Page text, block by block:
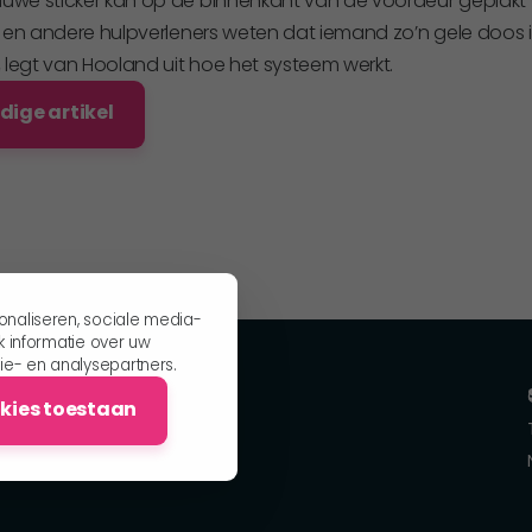
andere hulpverleners weten dat iemand zo’n gele doos
legt van Hooland uit hoe het systeem werkt.
artikel
sociale media-
informatie over uw
en analysepartners.
toestaan
Vind mij ook op